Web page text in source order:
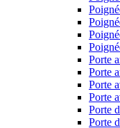
Porte
Porte
Porte
Porte
Porte
Porte